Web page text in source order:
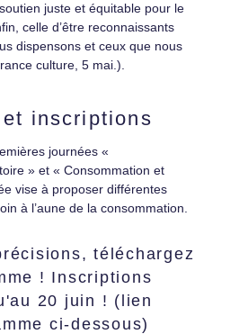
juste et équitable pour le
celle d’être reconnaissants
dispensons et ceux que nous
culture, 5 mai.).
et inscriptions
journées «
» et « Consommation et
vise à proposer différentes
à l’aune de la consommation.
téléchargez
! Inscriptions
20 juin ! (lien
ci-dessous)